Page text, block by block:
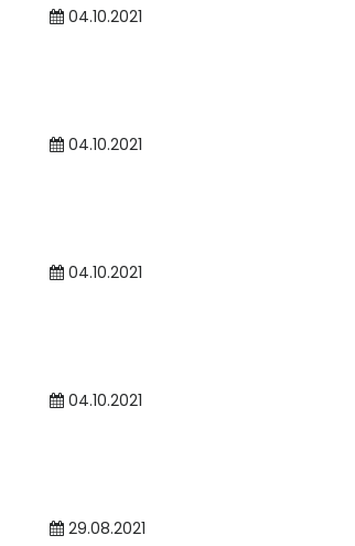
04.10.2021
04.10.2021
04.10.2021
04.10.2021
29.08.2021